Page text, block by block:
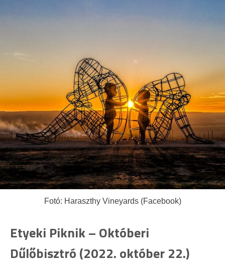
Fotó: Haraszthy Vineyards (Facebook)
Etyeki Piknik – Októberi
Dűlőbisztró (2022. október 22.)